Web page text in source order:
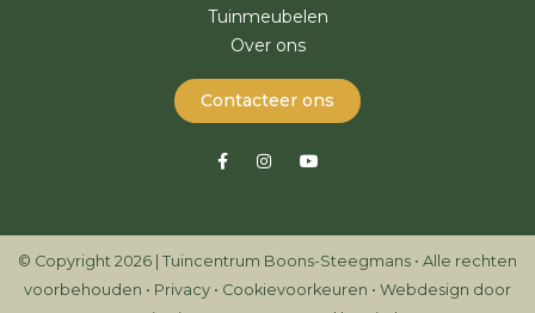
Tuinmeubelen
Over ons
Contacteer ons
© Copyright 2026 | Tuincentrum Boons-Steegmans • Alle rechten
voorbehouden • Privacy • Cookievoorkeuren • Webdesign door